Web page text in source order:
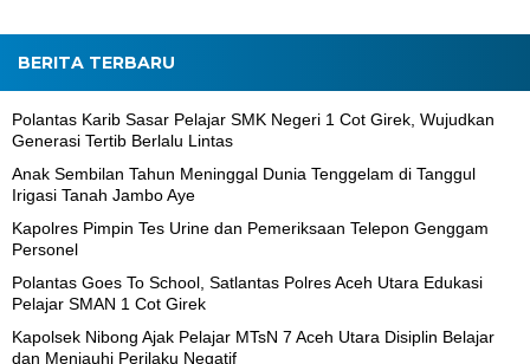
BERITA TERBARU
Polantas Karib Sasar Pelajar SMK Negeri 1 Cot Girek, Wujudkan
Generasi Tertib Berlalu Lintas
Anak Sembilan Tahun Meninggal Dunia Tenggelam di Tanggul
Irigasi Tanah Jambo Aye
Kapolres Pimpin Tes Urine dan Pemeriksaan Telepon Genggam
Personel
Polantas Goes To School, Satlantas Polres Aceh Utara Edukasi
Pelajar SMAN 1 Cot Girek
Kapolsek Nibong Ajak Pelajar MTsN 7 Aceh Utara Disiplin Belajar
dan Menjauhi Perilaku Negatif